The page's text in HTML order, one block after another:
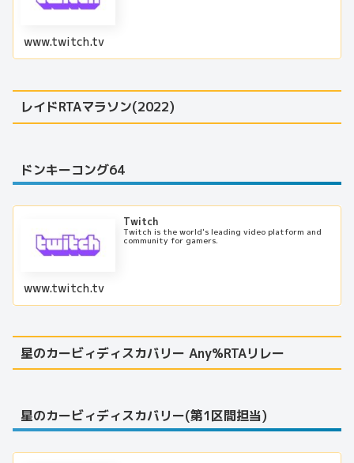
www.twitch.tv
レイドRTAマラソン(2022)
ドンキーコング64
Twitch
Twitch is the world's leading video platform and
community for gamers.
www.twitch.tv
星のカービィディスカバリー Any%RTAリレー
星のカービィディスカバリー(第1区間担当)